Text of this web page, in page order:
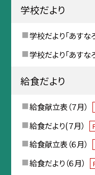
学校だより
学校だより「あすな
学校だより「あすな
給食だより
給食献立表（７月）
給食だより(７月）
給食献立表（６月）
給食だより（６月）